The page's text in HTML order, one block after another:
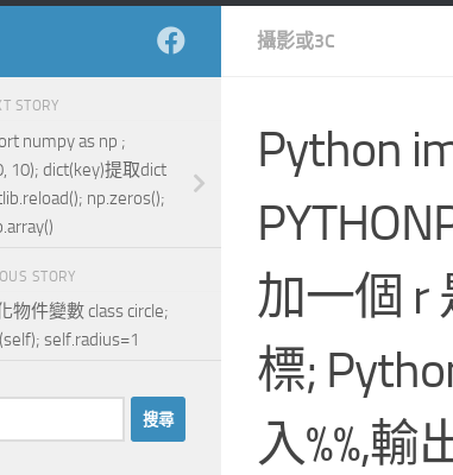
攝影或3C
Python
加一個 r
標;
入%%,輸
STORY
numpy as np ;
10); dict(key)提取dict
np.zeros();
STORY
物件變數 class circle;
self.radius=1